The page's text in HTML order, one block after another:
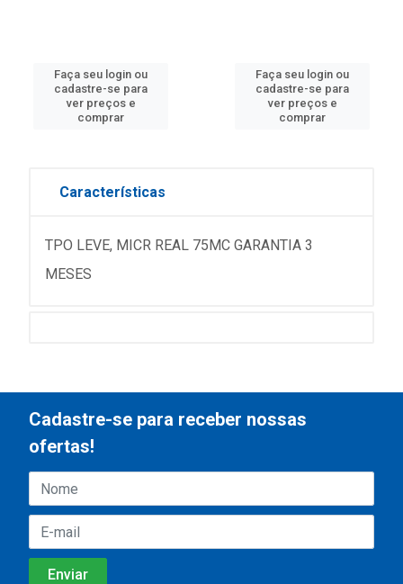
Faça seu login ou
cadastre-se para
ver preços e
comprar
Faça seu login ou
cadastre-se para
ver preços e
comprar
Características
TPO LEVE, MICR REAL 75MC GARANTIA 3
MESES
Cadastre-se para receber nossas
ofertas!